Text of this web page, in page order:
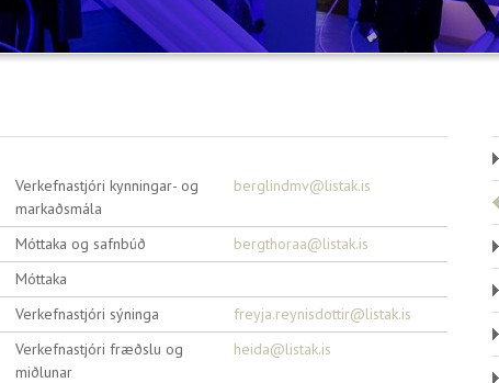
Verkefnastjóri kynningar- og
markaðsmála
berglindmv@listak.is
Móttaka og safnbúð
bergthoraa@listak.is
Móttaka
Verkefnastjóri sýninga
freyja.reynisdottir@listak.is
Verkefnastjóri fræðslu og
miðlunar
heida@listak.is